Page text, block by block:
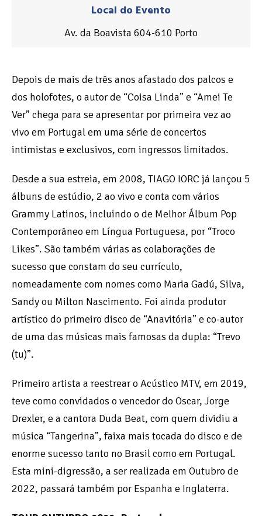
Local do Evento
Av. da Boavista 604-610 Porto
Depois de mais de três anos afastado dos palcos e
dos holofotes, o autor de “Coisa Linda” e “Amei Te
Ver” chega para se apresentar por primeira vez ao
vivo em Portugal em uma série de concertos
intimistas e exclusivos, com ingressos limitados.
Desde a sua estreia, em 2008, TIAGO IORC já lançou 5
álbuns de estúdio, 2 ao vivo e conta com vários
Grammy Latinos, incluindo o de Melhor Álbum Pop
Contemporâneo em Língua Portuguesa, por “Troco
Likes”. São também várias as colaborações de
sucesso que constam do seu currículo,
nomeadamente com nomes como Maria Gadú, Silva,
Sandy ou Milton Nascimento. Foi ainda produtor
artístico do primeiro disco de “Anavitória” e co-autor
de uma das músicas mais famosas da dupla: “Trevo
(tu)”.
Primeiro artista a reestrear o Acústico MTV, em 2019,
teve como convidados o vencedor do Oscar, Jorge
Drexler, e a cantora Duda Beat, com quem dividiu a
música “Tangerina”, faixa mais tocada do disco e de
enorme sucesso tanto no Brasil como em Portugal.
Esta mini-digressão, a ser realizada em Outubro de
2022, passará também por Espanha e Inglaterra.